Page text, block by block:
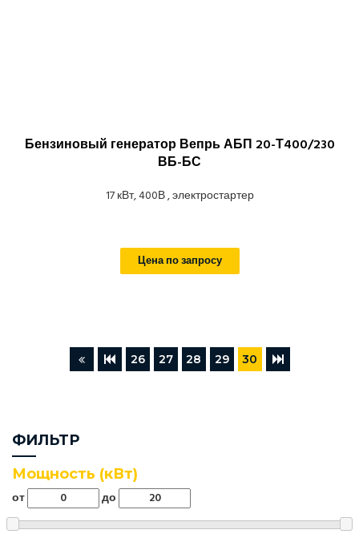
Бензиновый генератор Вепрь АБП 20-Т400/230
ВБ-БС
17 кВт, 400В , электростартер
Цена по запросу
26 27 28 29 30
ФИЛЬТР
Мощность (кВт)
от до